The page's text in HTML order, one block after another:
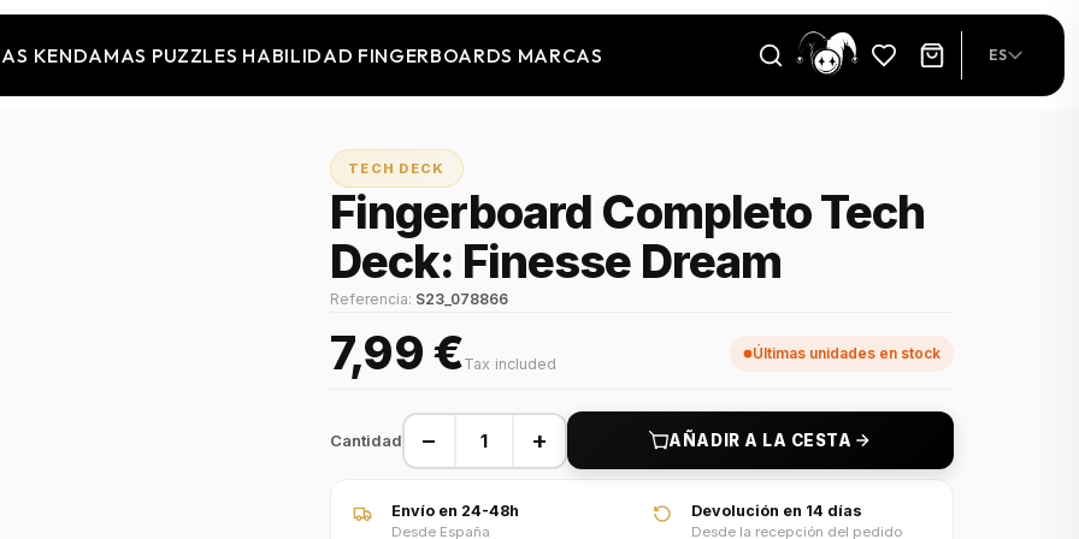
KENDAMAS PUZZLES HABILIDAD FINGERBOARDS MARCAS ES
TECH DECK
Fingerboard Completo Tech
Deck: Finesse Dream
Referencia: S23_078866
7,99 €Tax included
Últimas unidades en stock
Cantidad − + AÑADIR A LA CESTA
Envío en 24-48h
Desde España
Devolución en 14 días
Desde la recepción del pedido